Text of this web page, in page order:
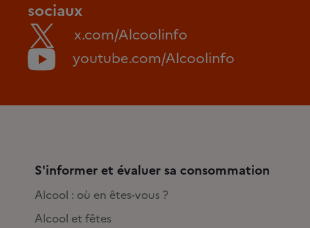
sociaux
x.com/Alcoolinfo
youtube.com/Alcoolinfo
S'informer et évaluer sa consommation
Alcool : où en êtes-vous ?
Alcool et fêtes